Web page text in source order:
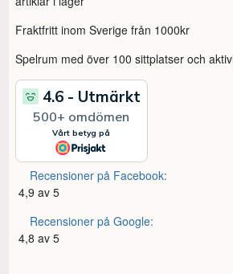
Fraktfritt inom Sverige från 1000kr
Spelrum med över 100 sittplatser och
Recensioner på Facebook:
4,9 av 5
Recensioner på Google:
4,8 av 5